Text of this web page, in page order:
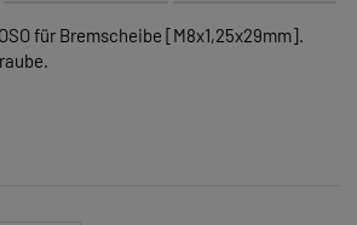
für Bremscheibe [M8x1,25x29mm].